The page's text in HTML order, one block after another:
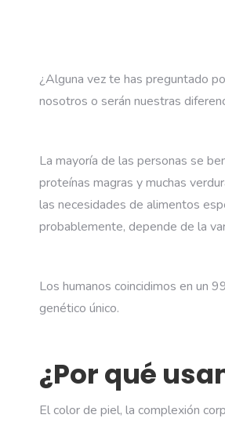
¿Alguna vez te has preguntado
nosotros o serán nuestras
La mayoría de las personas se
proteínas magras y muchas
las necesidades de alimentos
probablemente, depende de la
Los humanos coincidimos en un
genético único.
¿Por qué
El color de piel, la complexión